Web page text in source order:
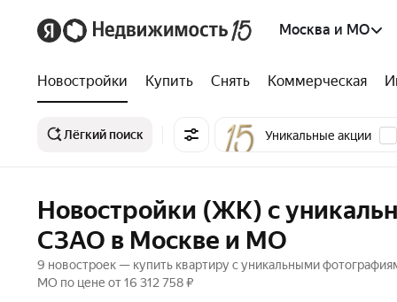
Москва и МО
Новостройки Купить Снять Коммерческая
Лёгкий поиск Уникальные акции
Новостройки (ЖК) с
СЗАО в Москве и МО
9 новостроек — купить квартиру с уникальными
МО по цене от 16 312 758 ₽